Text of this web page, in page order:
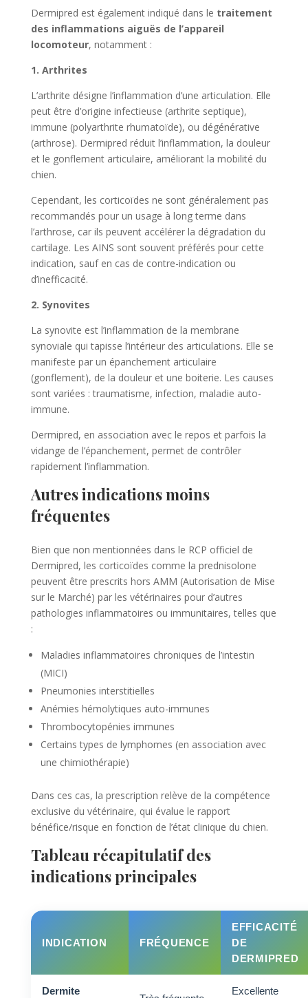
Dermipred est également indiqué dans le traitement
des inflammations aiguës de l’appareil
locomoteur, notamment :
1. Arthrites
L’arthrite désigne l’inflammation d’une articulation. Elle
peut être d’origine infectieuse (arthrite septique),
immune (polyarthrite rhumatoïde), ou dégénérative
(arthrose). Dermipred réduit l’inflammation, la douleur
et le gonflement articulaire, améliorant la mobilité du
chien.
Cependant, les corticoïdes ne sont généralement pas
recommandés pour un usage à long terme dans
l’arthrose, car ils peuvent accélérer la dégradation du
cartilage. Les AINS sont souvent préférés pour cette
indication, sauf en cas de contre-indication ou
d’inefficacité.
2. Synovites
La synovite est l’inflammation de la membrane
synoviale qui tapisse l’intérieur des articulations. Elle se
manifeste par un épanchement articulaire
(gonflement), de la douleur et une boiterie. Les causes
sont variées : traumatisme, infection, maladie auto-
immune.
Dermipred, en association avec le repos et parfois la
vidange de l’épanchement, permet de contrôler
rapidement l’inflammation.
Autres indications moins
fréquentes
Bien que non mentionnées dans le RCP officiel de
Dermipred, les corticoïdes comme la prednisolone
peuvent être prescrits hors AMM (Autorisation de Mise
sur le Marché) par les vétérinaires pour d’autres
pathologies inflammatoires ou immunitaires, telles que
:
Maladies inflammatoires chroniques de l’intestin
(MICI)
Pneumonies interstitielles
Anémies hémolytiques auto-immunes
Thrombocytopénies immunes
Certains types de lymphomes (en association avec
une chimiothérapie)
Dans ces cas, la prescription relève de la compétence
exclusive du vétérinaire, qui évalue le rapport
bénéfice/risque en fonction de l’état clinique du chien.
Tableau récapitulatif des
indications principales
INDICATION FRÉQUENCE
EFFICACITÉ
DE
DERMIPRED
Dermite
Excellente